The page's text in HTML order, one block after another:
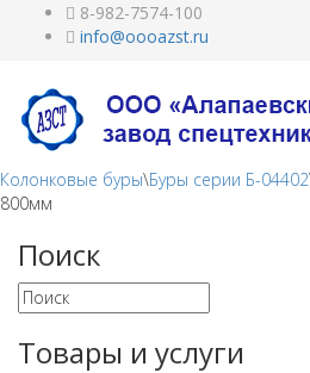
8-982-7574-100
Колонковые буры\Буры серии Б-04402
800мм
Поиск
Товары и услуги